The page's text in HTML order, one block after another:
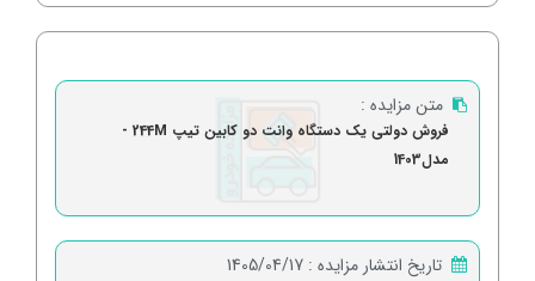
متن مزایده :
فروش دولتی یک دستگاه وانت دو کابین تیپ 244M -
مدل1403
تاریخ انتشار مزایده : 1405/04/17